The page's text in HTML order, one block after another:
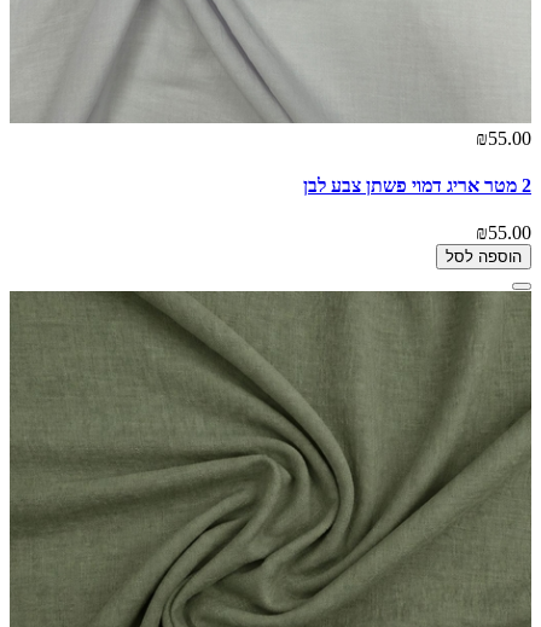
₪55.00
2 מטר אריג דמוי פשתן צבע לבן
₪55.00
הוספה לסל